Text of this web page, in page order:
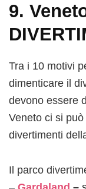
9.
Tra i 10 motivi
dimenticare il
devono essere
Veneto ci si
divertimenti
Il parco